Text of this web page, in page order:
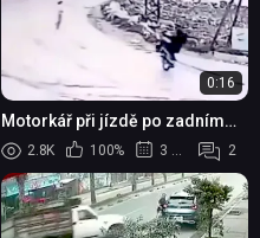
0:16
Motorkář při jízdě po zadním
kole smetl přecházející ženu
2.8K 100% 3 měsíce 2